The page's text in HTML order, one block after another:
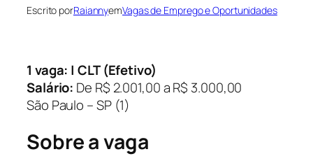
Escrito porRaiannyemVagas de Emprego e Oportunidades
1 vaga: | CLT (Efetivo)
Salário: De R$ 2.001,00 a R$ 3.000,00
São Paulo – SP (1)
Sobre a vaga